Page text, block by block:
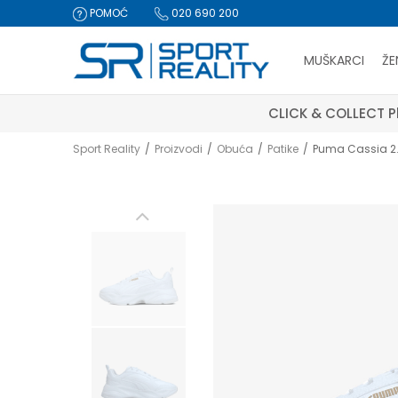
POMOĆ 020 690 200
MUŠKARCI
CLICK &
Sport Reality Proizvodi Obuća Patike Puma Cassia